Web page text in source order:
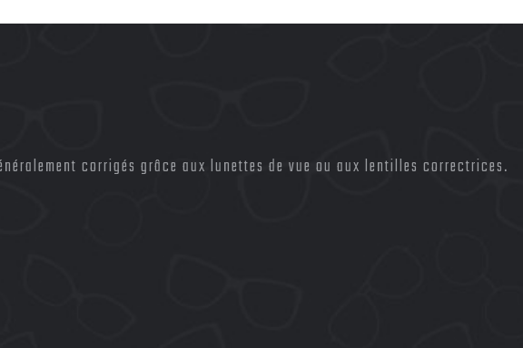
corrigés grâce aux lunettes de vue ou aux lentilles correctrices.